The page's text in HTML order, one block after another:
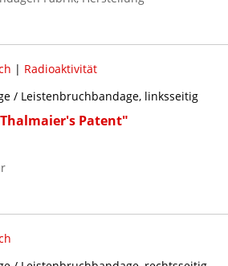
| Radioaktivität
/ Leistenbruchbandage, linksseitig
Patent"